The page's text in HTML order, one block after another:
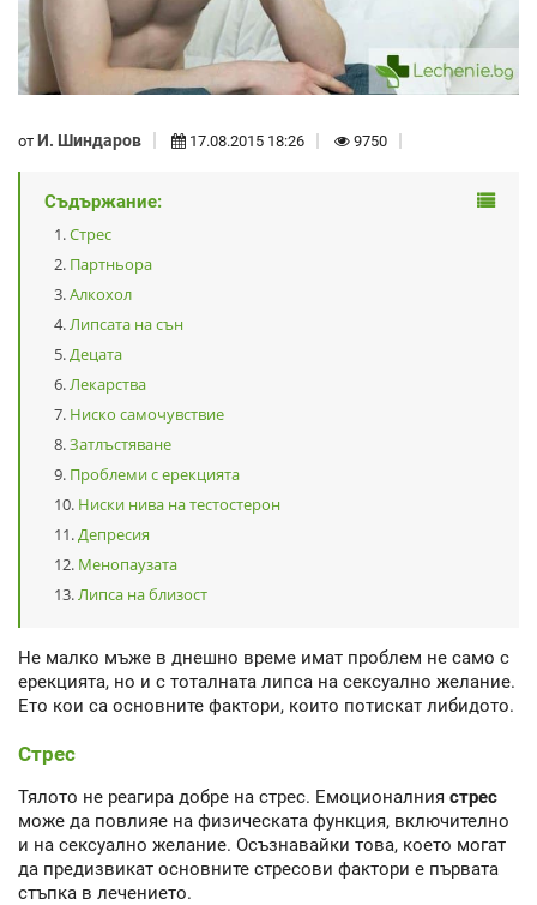
от И. Шиндаров 17.08.2015 18:26 9750
Съдържание:
Стрес
Партньора
Алкохол
Липсата на сън
Децата
Лекарства
Ниско самочувствие
Затлъстяване
Проблеми с ерекцията
Ниски нива на тестостерон
Депресия
Менопаузата
Липса на близост
Не малко мъже в днешно време имат проблем не само с
ерекцията, но и с тоталната липса на сексуално желание.
Ето кои са основните фактори, които потискат либидото.
Стрес
Тялото не реагира добре на стрес. Емоционалния стрес
може да повлияе на физическата функция, включително
и на сексуално желание. Осъзнавайки това, което могат
да предизвикат основните стресови фактори е първата
стъпка в лечението.